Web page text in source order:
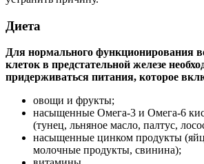
Диета
Для нормального функционирования
клеток в предстательной железе
придерживаться питания, которое
овощи и фрукты;
насыщенные Омега-3 и Омега-6
(тунец, льняное масло, палтус,
насыщенные цинком продукты
молочные продукты, свинина);